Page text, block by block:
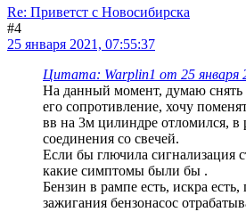
Re: Приветст с Новосибирска
#4
25 января 2021, 07:55:37
Цитата: Warplin1 от 25 января
На данный момент, думаю снять
его сопротивление, хочу
вв на 3м цилиндре отломился, в
соединения со свечей.
Если бы глючила сигнализация
какие симптомы были бы .
Бензин в рампе есть, искра
зажигания бензонасос